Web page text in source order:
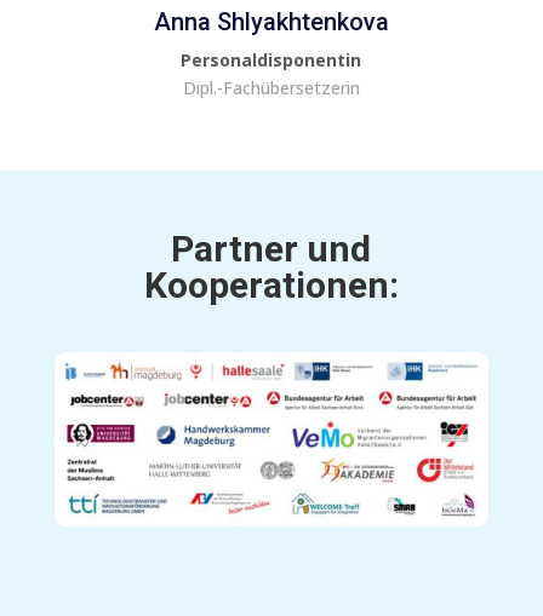
Anna Shlyakhtenkova
Personaldisponentin
Dipl.-Fachübersetzerin
Partner und
Kooperationen: